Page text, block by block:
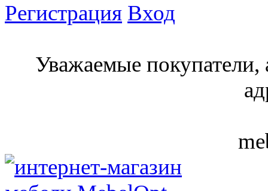
Регистрация Вход
Уважаемые покупатели,